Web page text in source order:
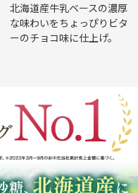
北海道産牛乳ベースの濃厚
な味わいをちょっぴりビタ
ーのチョコ味に仕上げ。